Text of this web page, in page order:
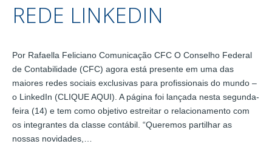
REDE LINKEDIN
Por Rafaella Feliciano Comunicação CFC O Conselho Federal
de Contabilidade (CFC) agora está presente em uma das
maiores redes sociais exclusivas para profissionais do mundo –
o LinkedIn (CLIQUE AQUI). A página foi lançada nesta segunda-
feira (14) e tem como objetivo estreitar o relacionamento com
os integrantes da classe contábil. “Queremos partilhar as
nossas novidades,…